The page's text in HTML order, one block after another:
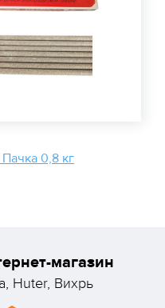
0,8 кг
магазин
Huter, Вихрь